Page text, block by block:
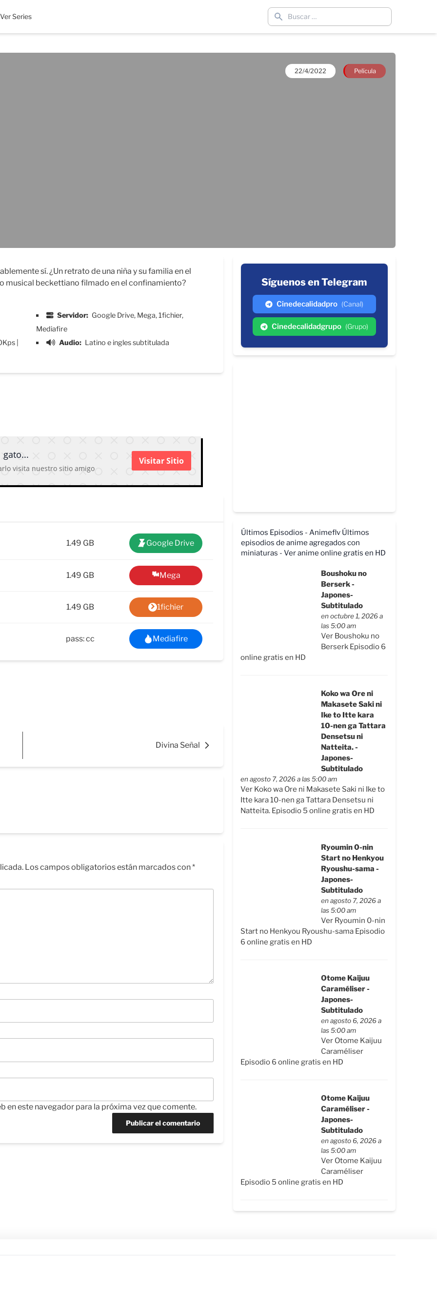
Ver Series
22/4/2022 Película
sí. ¿Un retrato de una niña y su familia en el
musical beckettiano filmado en el confinamiento?
|
Servidor: Google Drive, Mega, 1fichier,
Mediafire
Audio: Latino e ingles subtitulada
gato...
visita nuestro sitio amigo
Visitar Sitio
1.49 GB Google Drive
1.49 GB Mega
1.49 GB 1fichier
pass: cc Mediafire
Divina Señal
Los campos obligatorios están marcados con*
en este navegador para la próxima vez que comente.
Síguenos en Telegram
Cinedecalidadpro (Canal)
Cinedecalidadgrupo (Grupo)
Últimos Episodios - Animeflv Últimos
episodios de anime agregados con
miniaturas - Ver anime online gratis en HD
Boushoku no
Berserk -
Japones-
Subtitulado
en octubre 1, 2026 a
las 5:00 am
Ver Boushoku no
Berserk Episodio 6
online gratis en HD
Koko wa Ore ni
Makasete Saki ni
Ike to Itte kara
10-nen ga Tattara
Densetsu ni
Natteita. -
Japones-
Subtitulado
en agosto 7, 2026 a las 5:00 am
Ver Koko wa Ore ni Makasete Saki ni Ike to
Itte kara 10-nen ga Tattara Densetsu ni
Natteita. Episodio 5 online gratis en HD
Ryoumin 0-nin
Start no Henkyou
Ryoushu-sama -
Japones-
Subtitulado
en agosto 7, 2026 a
las 5:00 am
Ver Ryoumin 0-nin
Start no Henkyou Ryoushu-sama Episodio
6 online gratis en HD
Otome Kaijuu
Caraméliser -
Japones-
Subtitulado
en agosto 6, 2026 a
las 5:00 am
Ver Otome Kaijuu
Caraméliser
Episodio 6 online gratis en HD
Otome Kaijuu
Caraméliser -
Japones-
Subtitulado
en agosto 6, 2026 a
las 5:00 am
Ver Otome Kaijuu
Caraméliser
Episodio 5 online gratis en HD